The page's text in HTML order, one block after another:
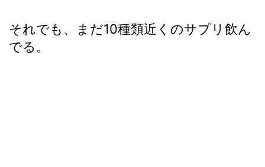
それでも、まだ10種類近くのサプリ飲ん
でる。